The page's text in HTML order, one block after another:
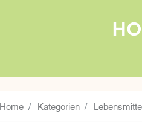
Home Kategorien Lebensmittel